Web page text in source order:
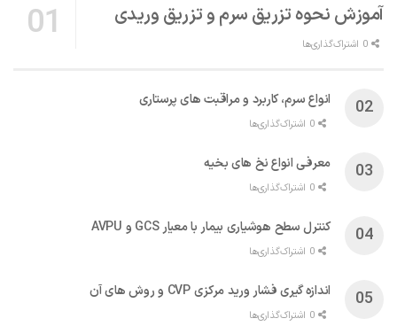
آموزش نحوه تزریق سرم و تزریق وریدی
انواع سرم، کاربرد و مراقبت‌ های پرستاری
معرفی انواع نخ های بخیه
کنترل سطح هوشیاری بیمار با معیار GCS و AVPU
اندازه گیری فشار ورید مرکزی CVP و روش های آن